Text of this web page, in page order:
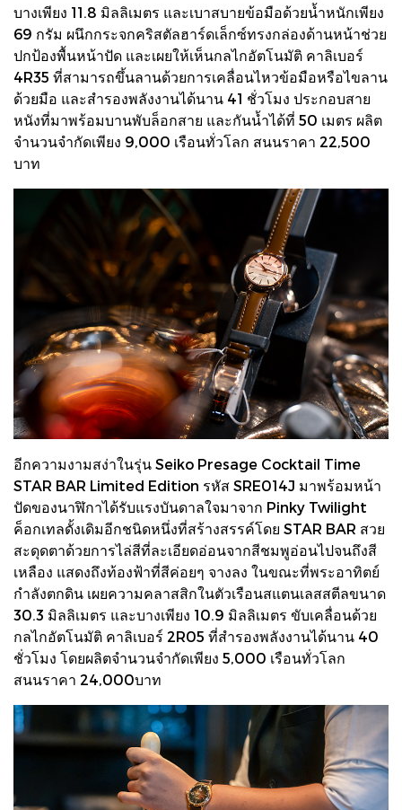
บางเพียง 11.8 มิลลิเมตร และเบาสบายข้อมือด้วยน้ำหนักเพียง
69 กรัม ผนึกกระจกคริสตัลฮาร์ดเล็กซ์ทรงกล่องด้านหน้าช่วย
ปกป้องพื้นหน้าปัด และเผยให้เห็นกลไกอัตโนมัติ คาลิเบอร์
4R35 ที่สามารถขึ้นลานด้วยการเคลื่อนไหวข้อมือหรือไขลาน
ด้วยมือ และสำรองพลังงานได้นาน 41 ชั่วโมง ประกอบสาย
หนังที่มาพร้อมบานพับล็อกสาย และกันน้ำได้ที่ 50 เมตร ผลิต
จำนวนจำกัดเพียง 9,000 เรือนทั่วโลก สนนราคา 22,500
บาท
อีกความงามสง่าในรุ่น Seiko Presage Cocktail Time
STAR BAR Limited Edition รหัส SRE014J มาพร้อมหน้า
ปัดของนาฬิกาได้รับแรงบันดาลใจมาจาก Pinky Twilight
ค็อกเทลดั้งเดิมอีกชนิดหนึ่งที่สร้างสรรค์โดย STAR BAR สวย
สะดุดตาด้วยการไล่สีที่ละเอียดอ่อนจากสีชมพูอ่อนไปจนถึงสี
เหลือง แสดงถึงท้องฟ้าที่สีค่อยๆ จางลง ในขณะที่พระอาทิตย์
กำลังตกดิน เผยความคลาสสิกในตัวเรือนสแตนเลสสตีลขนาด
30.3 มิลลิเมตร และบางเพียง 10.9 มิลลิเมตร ขับเคลื่อนด้วย
กลไกอัตโนมัติ คาลิเบอร์ 2R05 ที่สำรองพลังงานได้นาน 40
ชั่วโมง โดยผลิตจำนวนจำกัดเพียง 5,000 เรือนทั่วโลก
สนนราคา 24,000บาท